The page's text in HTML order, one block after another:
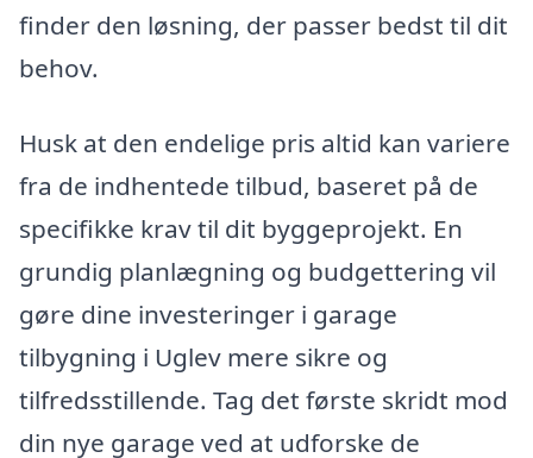
finder den løsning, der passer bedst til dit
behov.
Husk at den endelige pris altid kan variere
fra de indhentede tilbud, baseret på de
specifikke krav til dit byggeprojekt. En
grundig planlægning og budgettering vil
gøre dine investeringer i garage
tilbygning i Uglev mere sikre og
tilfredsstillende. Tag det første skridt mod
din nye garage ved at udforske de